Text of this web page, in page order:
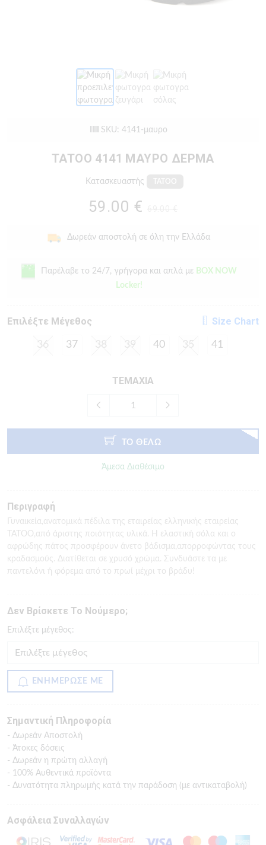
SKU: 4141-μαυρο
TATOO 4141 ΜΑΥΡΟ ΔΕΡΜΑ
Κατασκευαστής
59.00 €
Δωρεάν αποστολή σε όλη την Ελλάδα
Παρέλαβε το 24/7, γρήγορα και απλά με BOX NOW
Locker!
Eπιλέξτε Μέγεθος Size Chart
36 37 38 39 40 35 41
ΤΕΜΑΧΙΑ
ΤΟ ΘΕΛΩ
Άμεσα Διαθέσιμο
Περιγραφή
Γυναικεία,ανατομικά πέδιλα της εταιρείας ελληνικής εταιρείας
TATOO,από άριστης ποιότητας υλικά. Η ελαστική σόλα και ο
αφρώδης πάτος προσφέρουν άνετο βάδισμα,απορροφώντας τους
κραδασμούς. Διατίθεται σε χρυσό χρώμα. Συνδυάστε τα με
παντελόνι ή φόρεμα από το πρωί μέχρι το βράδυ!
Δεν Βρίσκετε Το Νούμερο;
Eπιλέξτε μέγεθος:
ΕΝΗΜΕΡΩΣΕ ΜΕ
Σημαντική Πληροφορία
- Δωρεάν Αποστολή
- Άτοκες δόσεις
- Δωρεάν η πρώτη αλλαγή
- 100% Αυθεντικά προϊόντα
- Δυνατότητα πληρωμής κατά την παράδοση (με αντικαταβολή)
Ασφάλεια Συναλλαγών